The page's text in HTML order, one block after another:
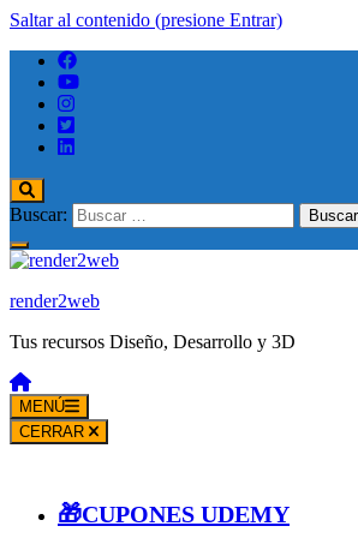
Saltar al contenido (presione Entrar)
Buscar:
render2web
Tus recursos Diseño, Desarrollo y 3D
MENÚ
CERRAR
🎁CUPONES UDEMY